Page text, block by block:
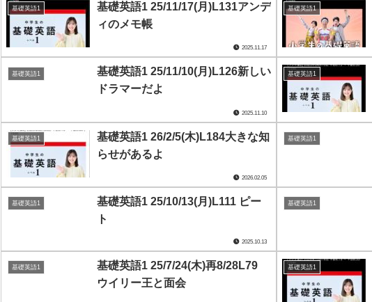
基礎英語1
基礎英語1 25/11/17(月)L131アンデ
ィのメモ帳
2025.11.17
基礎英語1
基礎英語1
基礎英語1 25/11/10(月)L126新しい
ドラマーだよ
2025.11.10
基礎英語1
基礎英語1
基礎英語1 26/2/5(木)L184大きな知
らせがあるよ
2026.02.05
基礎英語1
基礎英語1
基礎英語1 25/10/13(月)L111 ピー
ト
2025.10.13
基礎英語1
基礎英語1
基礎英語1 25/7/24(木)再8/28L79
ウイリー王と面会
基礎英語1